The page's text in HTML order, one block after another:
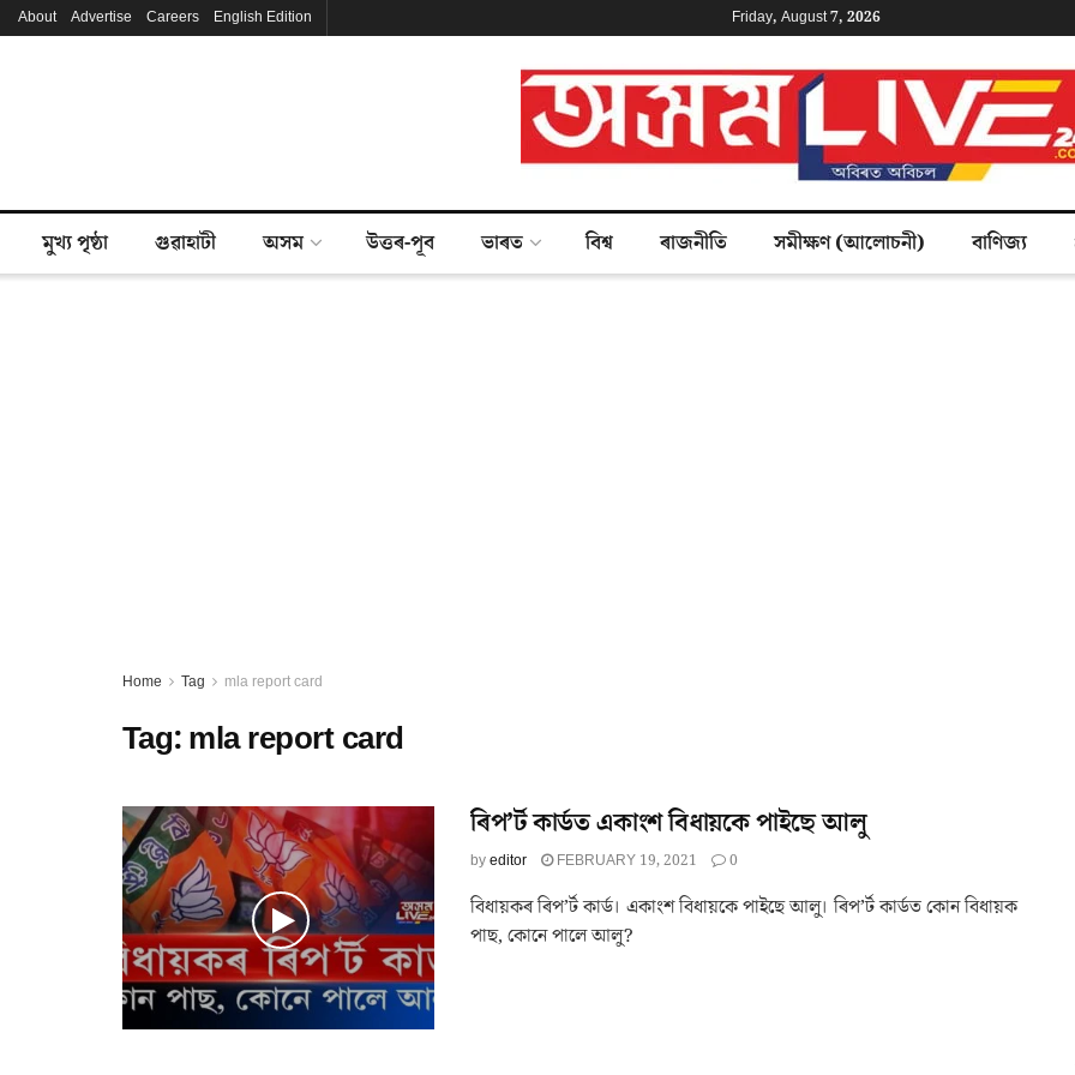
About Advertise Careers English Edition Friday, August 7, 2026
মুখ্য পৃষ্ঠা গুৱাহাটী অসম উত্তৰ-পূব ভাৰত বিশ্ব ৰাজনীতি সমীক্ষণ (আলোচনী) বাণিজ্য
Home Tag mla report card
Tag:mla report card
ৰিপ’র্ট কার্ডত একাংশ বিধায়কে পাইছে আলু
byeditor FEBRUARY 19, 2021 0
বিধায়কৰ ৰিপ’র্ট কার্ড। একাংশ বিধায়কে পাইছে আলু। ৰিপ’র্ট কার্ডত কোন বিধায়ক
পাছ, কোনে পালে আলু?